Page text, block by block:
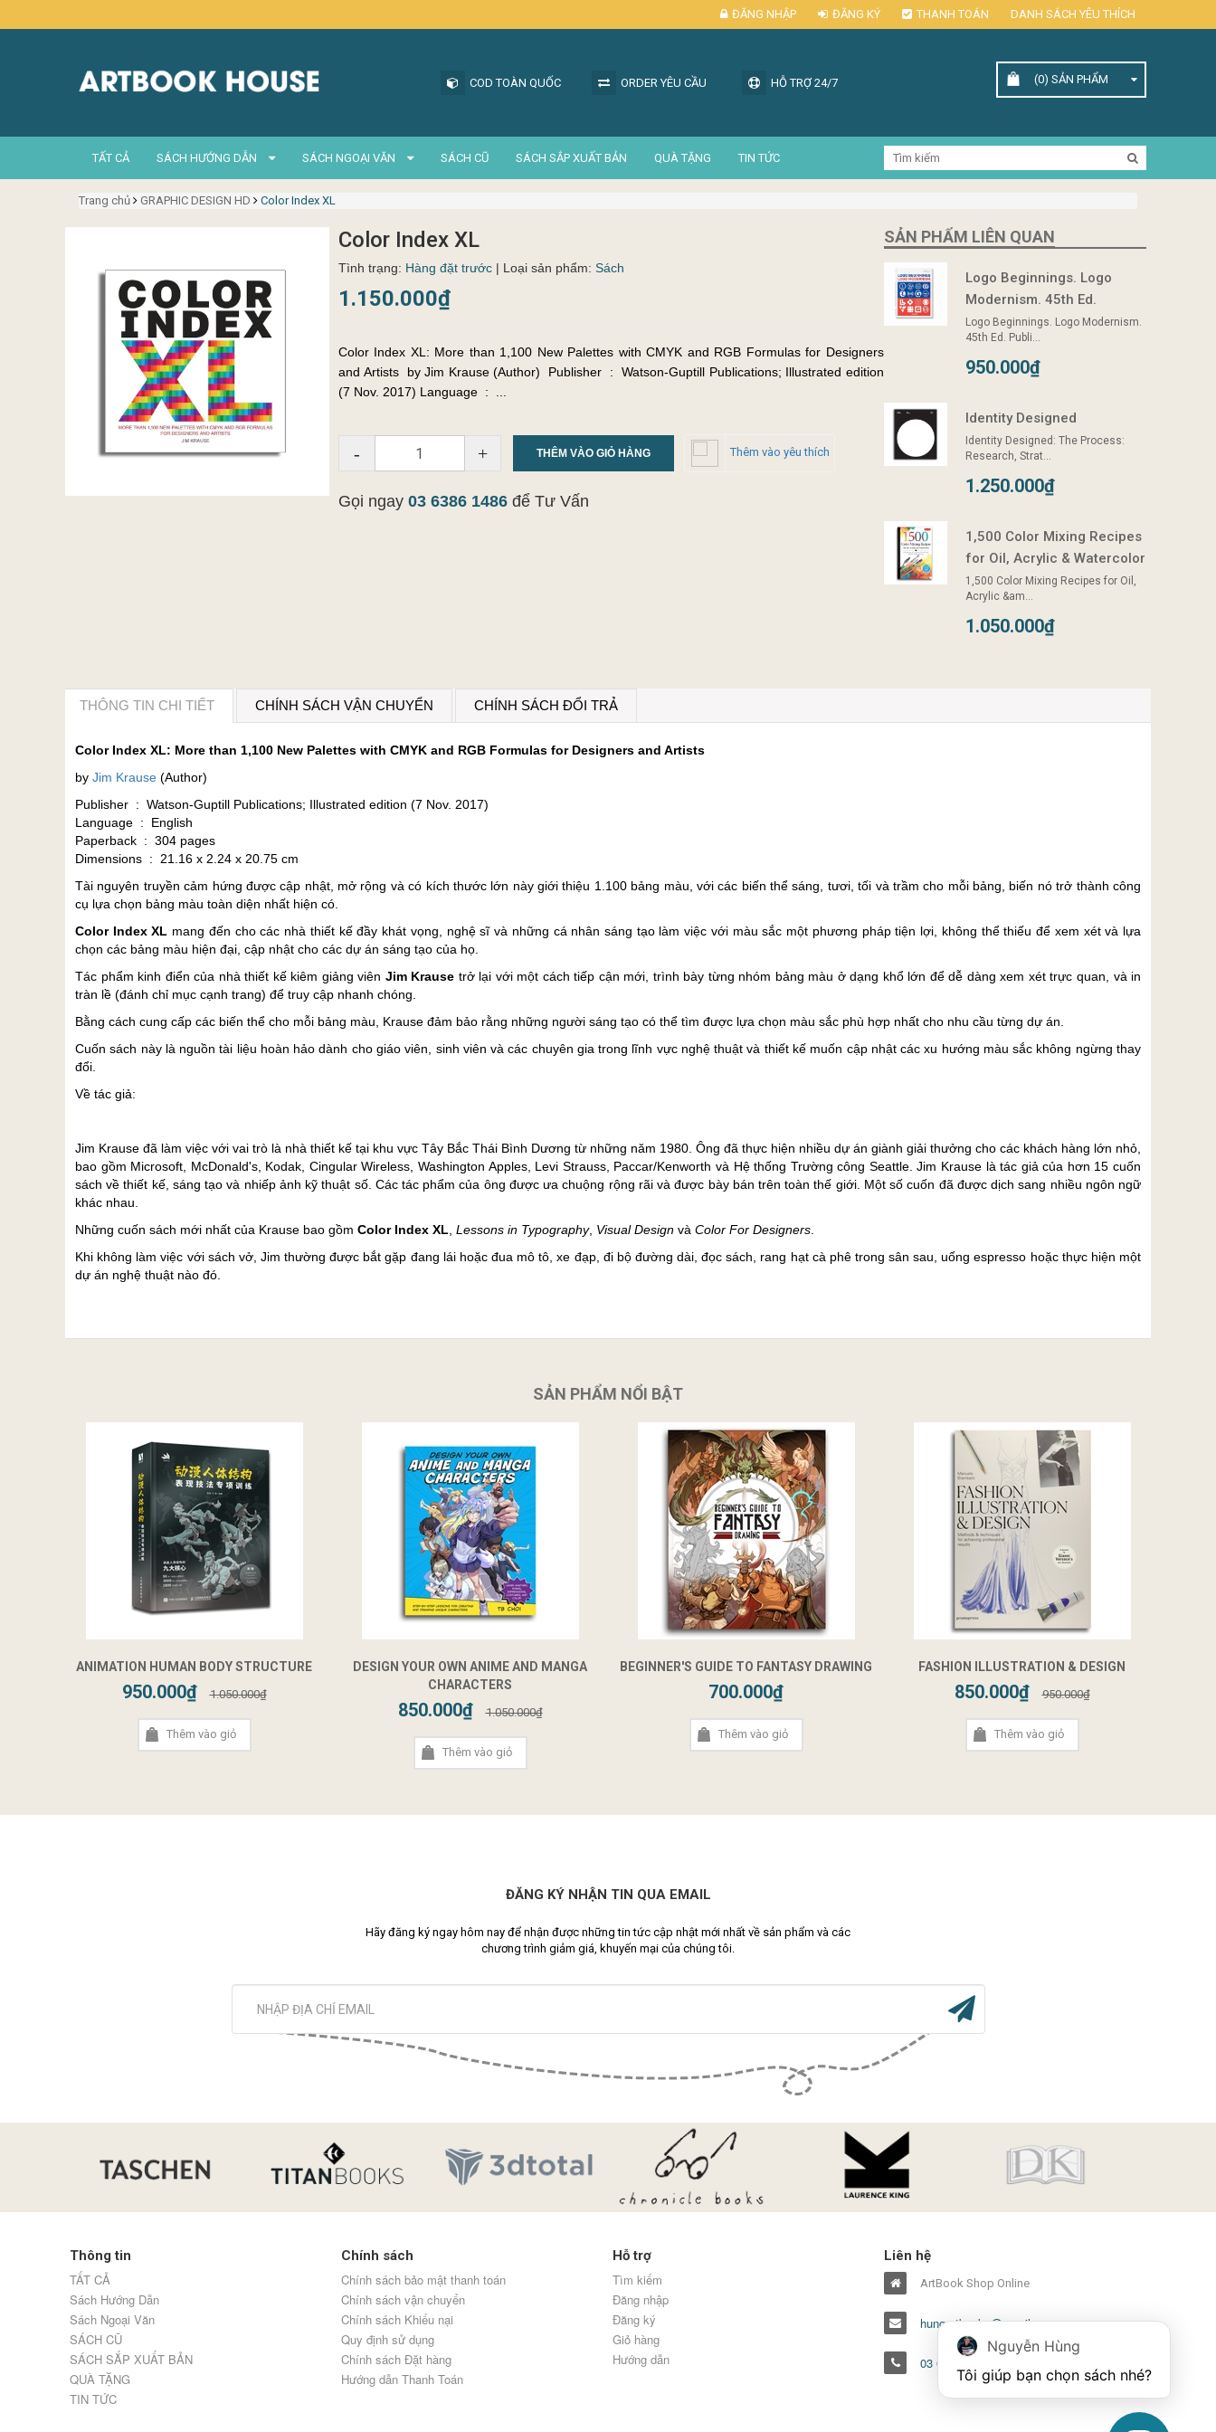
ĐĂNG NHẬP ĐĂNG KÝ THANH TOÁN DANH SÁCH YÊU THÍCH
COD TOÀN QUỐC ORDER YÊU CẦU HỖ TRỢ 24/7 (0) SẢN PHẨM
TẤT CẢ SÁCH HƯỚNG DẪN SÁCH NGOẠI VĂN SÁCH CŨ SÁCH SẮP XUẤT BẢN QUÀ TẶNG TIN TỨC
Trang chủ GRAPHIC DESIGN HD Color Index XL
Color Index XL
Tình trạng: Hàng đặt trước | Loại sản phẩm: Sách
1.150.000₫
Color Index XL: More than 1,100 New Palettes with CMYK and RGB Formulas for Designers
and Artists by Jim Krause (Author) Publisher ‏ : ‎ Watson-Guptill Publications; Illustrated edition
(7 Nov. 2017) Language ‏ : ‎ ...
- + THÊM VÀO GIỎ HÀNG Thêm vào yêu thích
Gọi ngay 03 6386 1486để Tư Vấn
SẢN PHẨM LIÊN QUAN
Logo Beginnings. Logo
Modernism. 45th Ed.
Logo Beginnings. Logo Modernism.
45th Ed. Publi...
950.000₫
Identity Designed
Identity Designed: The Process:
Research, Strat...
1.250.000₫
1,500 Color Mixing Recipes
for Oil, Acrylic & Watercolor
1,500 Color Mixing Recipes for Oil,
Acrylic &am...
1.050.000₫
THÔNG TIN CHI TIẾT CHÍNH SÁCH VẬN CHUYỂN CHÍNH SÁCH ĐỔI TRẢ
Color Index XL: More than 1,100 New Palettes with CMYK and RGB Formulas for Designers and Artists
by Jim Krause (Author)
Publisher ‏ : ‎ Watson-Guptill Publications; Illustrated edition (7 Nov. 2017)
Language ‏ : ‎ English
Paperback ‏ : ‎ 304 pages
Dimensions ‏ : ‎ 21.16 x 2.24 x 20.75 cm
Tài nguyên truyền cảm hứng được cập nhật, mở rộng và có kích thước lớn này giới thiệu 1.100 bảng màu, với các biến thể sáng, tươi, tối và trầm cho mỗi bảng, biến nó trở thành công
cụ lựa chọn bảng màu toàn diện nhất hiện có.
Color Index XL mang đến cho các nhà thiết kế đầy khát vọng, nghệ sĩ và những cá nhân sáng tạo làm việc với màu sắc một phương pháp tiện lợi, không thể thiếu để xem xét và lựa
chọn các bảng màu hiện đại, cập nhật cho các dự án sáng tạo của họ.
Tác phẩm kinh điển của nhà thiết kế kiêm giảng viên Jim Krause trở lại với một cách tiếp cận mới, trình bày từng nhóm bảng màu ở dạng khổ lớn để dễ dàng xem xét trực quan, và in
tràn lề (đánh chỉ mục cạnh trang) để truy cập nhanh chóng.
Bằng cách cung cấp các biến thể cho mỗi bảng màu, Krause đảm bảo rằng những người sáng tạo có thể tìm được lựa chọn màu sắc phù hợp nhất cho nhu cầu từng dự án.
Cuốn sách này là nguồn tài liệu hoàn hảo dành cho giáo viên, sinh viên và các chuyên gia trong lĩnh vực nghệ thuật và thiết kế muốn cập nhật các xu hướng màu sắc không ngừng thay
đổi.
Về tác giả:
Jim Krause đã làm việc với vai trò là nhà thiết kế tại khu vực Tây Bắc Thái Bình Dương từ những năm 1980. Ông đã thực hiện nhiều dự án giành giải thưởng cho các khách hàng lớn nhỏ,
bao gồm Microsoft, McDonald's, Kodak, Cingular Wireless, Washington Apples, Levi Strauss, Paccar/Kenworth và Hệ thống Trường công Seattle. Jim Krause là tác giả của hơn 15 cuốn
sách về thiết kế, sáng tạo và nhiếp ảnh kỹ thuật số. Các tác phẩm của ông được ưa chuộng rộng rãi và được bày bán trên toàn thế giới. Một số cuốn đã được dịch sang nhiều ngôn ngữ
khác nhau.
Những cuốn sách mới nhất của Krause bao gồm Color Index XL Lessons in Typography, Visual Design và Color For Designers
Khi không làm việc với sách vở, Jim thường được bắt gặp đang lái hoặc đua mô tô, xe đạp, đi bộ đường dài, đọc sách, rang hạt cà phê trong sân sau, uống espresso hoặc thực hiện một
dự án nghệ thuật nào đó.
SẢN PHẨM NỔI BẬT
ANIMATION HUMAN BODY STRUCTURE
950.000₫ 1.050.000₫
Thêm vào giỏ
DESIGN YOUR OWN ANIME AND MANGA
CHARACTERS
850.000₫ 1.050.000₫
Thêm vào giỏ
BEGINNER'S GUIDE TO FANTASY DRAWING
700.000₫
Thêm vào giỏ
FASHION ILLUSTRATION & DESIGN
850.000₫ 950.000₫
Thêm vào giỏ
ĐĂNG KÝ NHẬN TIN QUA EMAIL
Hãy đăng ký ngay hôm nay để nhận được những tin tức cập nhật mới nhất về sản phẩm và các
chương trình giảm giá, khuyến mại của chúng tôi.
Thông tin
TẤT CẢ
Sách Hướng Dẫn
Sách Ngoại Văn
SÁCH CŨ
SÁCH SẮP XUẤT BẢN
QUÀ TẶNG
TIN TỨC
Chính sách
Chính sách bảo mật thanh toán
Chính sách vận chuyển
Chính sách Khiếu nại
Quy định sử dụng
Chính sách Đặt hàng
Hướng dẫn Thanh Toán
Hỗ trợ
Tìm kiếm
Đăng nhập
Đăng ký
Giỏ hàng
Hướng dẫn
Liên hệ
ArtBook Shop Online
hungartbooks@gmail.com
03 6386 1486
Nguyễn Hùng
Tôi giúp bạn chọn sách nhé?